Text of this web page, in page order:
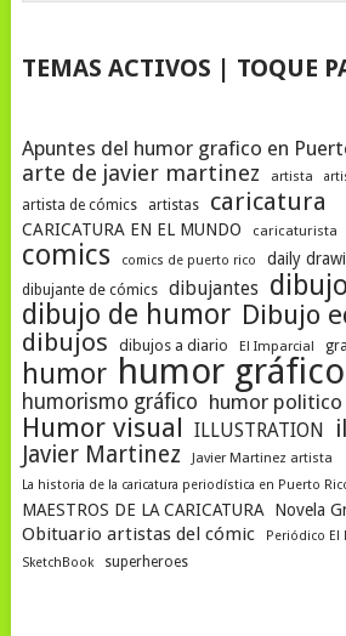
TEMAS ACTIVOS | TOQUE
Apuntes del humor grafico en
arte de javier martinez artista
artista de cómics artistas caricatura
CARICATURA EN EL MUNDO caricaturista
comics comics de puerto rico daily
dibujante de cómics dibujantes dibujo
dibujo de humor Dibujo
dibujos dibujos a diario El Imparcial
humor humor gráfico
humorismo gráfico humor politico
Humor visual ILLUSTRATION
Javier Martinez
Javier Martinez artista
La historia de la caricatura periodística en Puerto
MAESTROS DE LA CARICATURA Novela
Obituario artistas del cómic Periódico El
SketchBook
superheroes